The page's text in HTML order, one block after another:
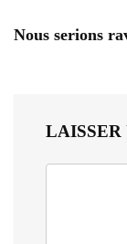
Nous serions